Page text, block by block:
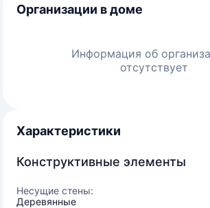
Организации в доме
Информация об
отсутствует
Характеристики
Конструктивные элементы
Несущие стены:
Деревянные